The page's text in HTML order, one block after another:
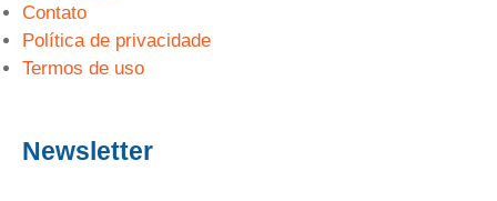
Contato
Política de privacidade
Termos de uso
Newsletter